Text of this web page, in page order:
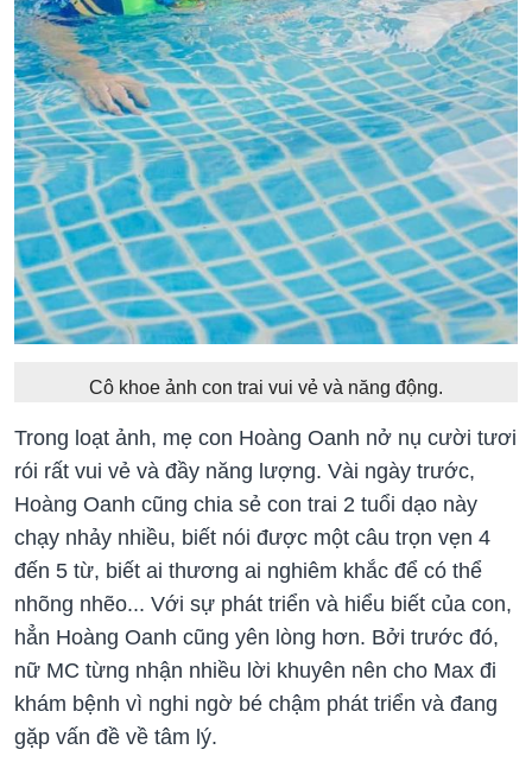
Cô khoe ảnh con trai vui vẻ và năng động.
Trong loạt ảnh, mẹ con Hoàng Oanh nở nụ cười tươi
rói rất vui vẻ và đầy năng lượng. Vài ngày trước,
Hoàng Oanh cũng chia sẻ con trai 2 tuổi dạo này
chạy nhảy nhiều, biết nói được một câu trọn vẹn 4
đến 5 từ, biết ai thương ai nghiêm khắc để có thể
nhõng nhẽo... Với sự phát triển và hiểu biết của con,
hẳn Hoàng Oanh cũng yên lòng hơn. Bởi trước đó,
nữ MC từng nhận nhiều lời khuyên nên cho Max đi
khám bệnh vì nghi ngờ bé chậm phát triển và đang
gặp vấn đề về tâm lý.